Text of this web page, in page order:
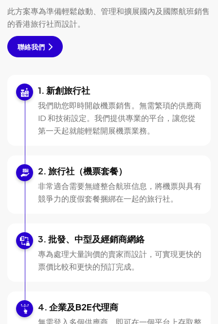
此方案專為準備輕鬆啟動、管理和擴展國內及國際航班銷售
的香港旅行社而設計。
聯絡我們
新創旅行社
我們助您即時開啟機票銷售。無需繁瑣的供應商
ID 和技術設定。我們提供專業的平台，讓您從
第一天起就能輕鬆開展機票業務。
旅行社（機票套餐）
非常適合需要無縫整合航班信息，將機票與具有
競爭力的度假套餐捆綁在一起的旅行社。
批發、中型及經銷商網絡
專為處理大量詢價的賣家而設計，可實現更快的
票價比較和更快的預訂完成。
企業及B2E代理商